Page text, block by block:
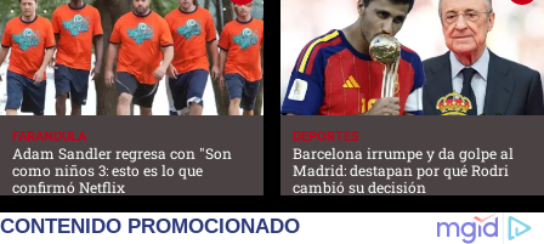
FARANDULA
Adam Sandler regresa con "Son
como niños 3: esto es lo que
confirmó Netflix
DEPORTES
Barcelona irrumpe y da golpe al
Madrid: destapan por qué Rodri
cambió su decisión
CONTENIDO PROMOCIONADO